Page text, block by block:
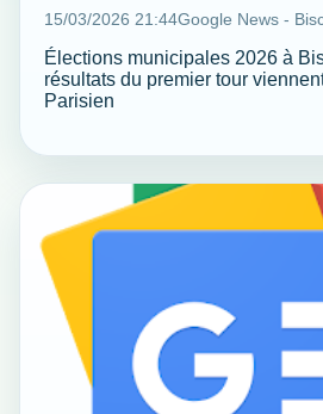
15/03/2026 21:44Google News -
Élections municipales 2026 à
résultats du premier tour
Parisien